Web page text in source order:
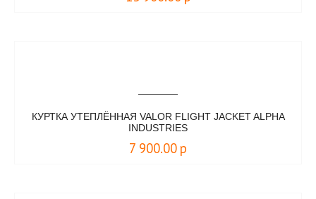
КУРТКА УТЕПЛЁННАЯ VALOR FLIGHT JACKET ALPHA
INDUSTRIES
7 900.00 р